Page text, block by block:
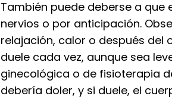
También puede deberse a
nervios o por anticipación.
relajación, calor o después del
duele cada vez, aunque sea
ginecológica o de fisioterapia
debería doler, y si duele, el